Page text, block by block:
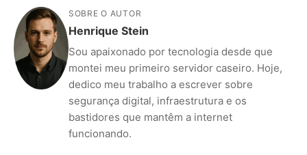
SOBRE O AUTOR
Henrique Stein
Sou apaixonado por tecnologia desde que
montei meu primeiro servidor caseiro. Hoje,
dedico meu trabalho a escrever sobre
segurança digital, infraestrutura e os
bastidores que mantêm a internet
funcionando.